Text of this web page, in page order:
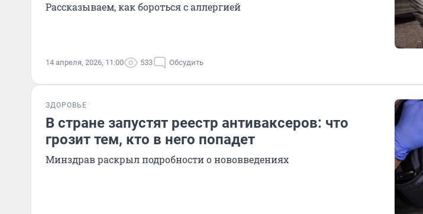
Рассказываем, как бороться с аллергией
14 апреля, 2026, 11:00 533 Обсудить
ЗДОРОВЬЕ
В стране запустят реестр антиваксеров: что
грозит тем, кто в него попадет
Минздрав раскрыл подробности о нововведениях